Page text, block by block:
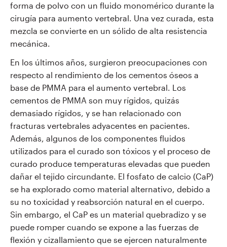
forma de polvo con un fluido monomérico durante la
cirugía para aumento vertebral. Una vez curada, esta
mezcla se convierte en un sólido de alta resistencia
mecánica.
En los últimos años, surgieron preocupaciones con
respecto al rendimiento de los cementos óseos a
base de PMMA para el aumento vertebral. Los
cementos de PMMA son muy rígidos, quizás
demasiado rígidos, y se han relacionado con
fracturas vertebrales adyacentes en pacientes.
Además, algunos de los componentes fluidos
utilizados para el curado son tóxicos y el proceso de
curado produce temperaturas elevadas que pueden
dañar el tejido circundante. El fosfato de calcio (CaP)
se ha explorado como material alternativo, debido a
su no toxicidad y reabsorción natural en el cuerpo.
Sin embargo, el CaP es un material quebradizo y se
puede romper cuando se expone a las fuerzas de
flexión y cizallamiento que se ejercen naturalmente